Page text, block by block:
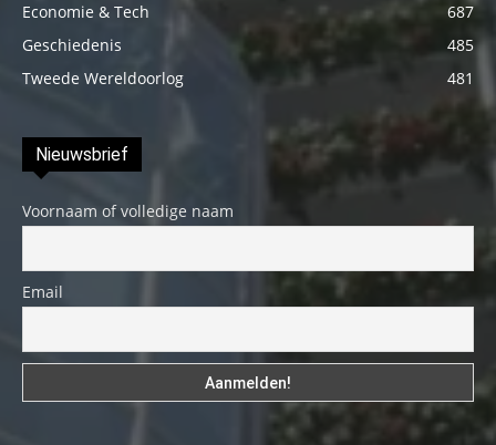
Economie & Tech
687
Geschiedenis
485
Tweede Wereldoorlog
481
Nieuwsbrief
Voornaam of volledige naam
Email